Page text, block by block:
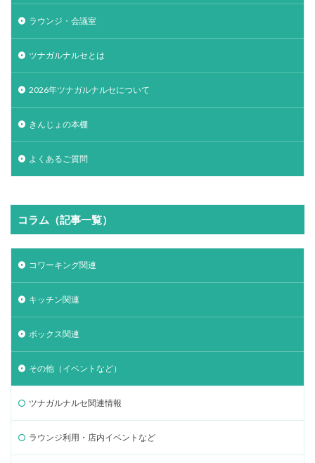
ラウンジ・会議室
ツナガルナルセとは
2026年ツナガルナルセについて
きんじょの本棚
よくあるご質問
コラム（記事一覧）
コワーキング関連
キッチン関連
ボックス関連
その他（イベントなど）
ツナガルナルセ関連情報
ラウンジ利用・店内イベントなど